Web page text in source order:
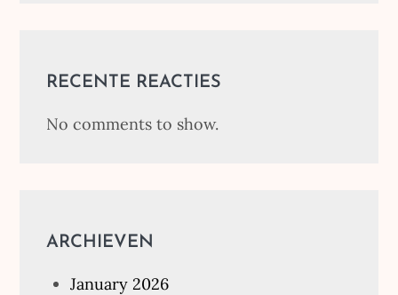
RECENTE REACTIES
No comments to show.
ARCHIEVEN
January 2026